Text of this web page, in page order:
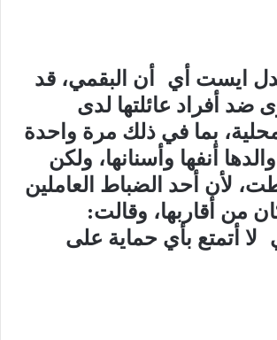
ايست أي أن البقمي، قد
أفراد عائلتها لدى
بما في ذلك مرة واحدة
أنفها وأسنانها، ولكن
لأن أحد الضباط العاملين
من أقاربها، وقالت:
أتمتع بأي حماية على